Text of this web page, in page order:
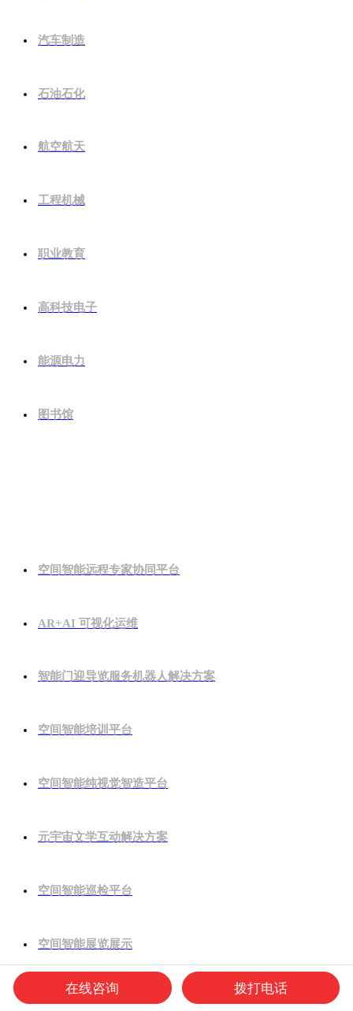
汽车制造
石油石化
航空航天
工程机械
职业教育
高科技电子
能源电力
图书馆
空间智能远程专家协同平台
AR+AI 可视化运维
智能门迎导览服务机器人解决方案
空间智能培训平台
空间智能纯视觉智造平台
元宇宙文学互动解决方案
空间智能巡检平台
空间智能展览展示
图书盘点与管理解决方案
在线咨询 拨打电话